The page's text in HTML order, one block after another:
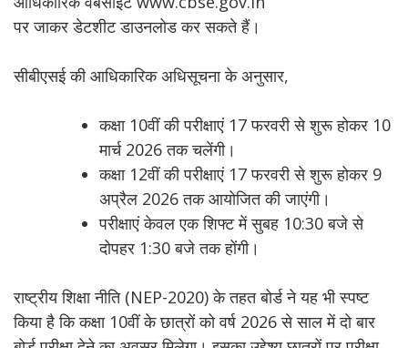
पर जाकर डेटशीट डाउनलोड कर सकते हैं।
सीबीएसई की आधिकारिक अधिसूचना के अनुसार,
कक्षा 10वीं की परीक्षाएं 17 फरवरी से शुरू होकर 10
मार्च 2026 तक चलेंगी।
कक्षा 12वीं की परीक्षाएं 17 फरवरी से शुरू होकर 9
अप्रैल 2026 तक आयोजित की जाएंगी।
परीक्षाएं केवल एक शिफ्ट में सुबह 10:30 बजे से
दोपहर 1:30 बजे तक होंगी।
राष्ट्रीय शिक्षा नीति (NEP-2020) के तहत बोर्ड ने यह भी स्पष्ट
किया है कि कक्षा 10वीं के छात्रों को वर्ष 2026 से साल में दो बार